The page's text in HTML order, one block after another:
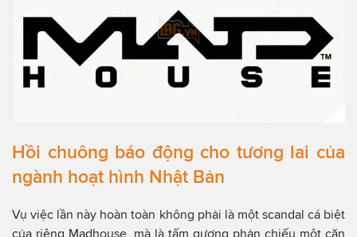
Hồi chuông báo động cho tương lai của
ngành hoạt hình Nhật Bản
Vụ việc lần này hoàn toàn không phải là một scandal cá biệt
của riêng Madhouse, mà là tấm gương phản chiếu một căn